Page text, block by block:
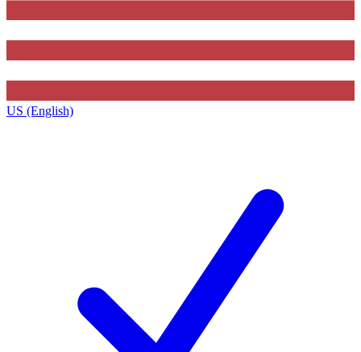
US (English)